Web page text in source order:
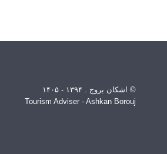
© اشکان بروج . ۱۳۹۴ - ۱۴۰۵
Tourism Adviser - Ashkan Borouj